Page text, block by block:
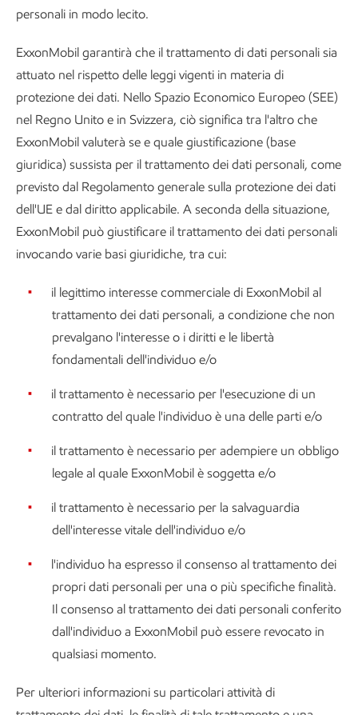
personali in modo lecito.
ExxonMobil garantirà che il trattamento di dati personali sia
attuato nel rispetto delle leggi vigenti in materia di
protezione dei dati. Nello Spazio Economico Europeo (SEE)
nel Regno Unito e in Svizzera, ciò significa tra l'altro che
ExxonMobil valuterà se e quale giustificazione (base
giuridica) sussista per il trattamento dei dati personali, come
previsto dal Regolamento generale sulla protezione dei dati
dell'UE e dal diritto applicabile. A seconda della situazione,
ExxonMobil può giustificare il trattamento dei dati personali
invocando varie basi giuridiche, tra cui:
il legittimo interesse commerciale di ExxonMobil al
trattamento dei dati personali, a condizione che non
prevalgano l'interesse o i diritti e le libertà
fondamentali dell'individuo e/o
il trattamento è necessario per l'esecuzione di un
contratto del quale l'individuo è una delle parti e/o
il trattamento è necessario per adempiere un obbligo
legale al quale ExxonMobil è soggetta e/o
il trattamento è necessario per la salvaguardia
dell'interesse vitale dell'individuo e/o
l'individuo ha espresso il consenso al trattamento dei
propri dati personali per una o più specifiche finalità.
Il consenso al trattamento dei dati personali conferito
dall'individuo a ExxonMobil può essere revocato in
qualsiasi momento.
Per ulteriori informazioni su particolari attività di